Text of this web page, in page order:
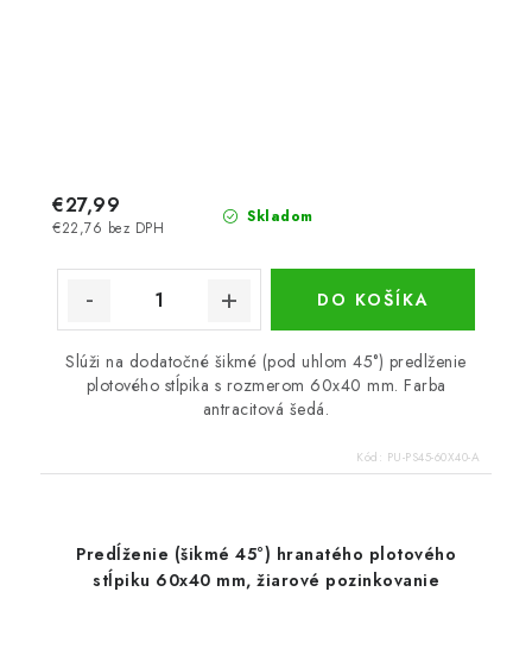
Skladom
€22,76 bez DPH
€27,99
DO KOŠÍKA
Slúži na dodatočné šikmé (pod uhlom 45°) predlženie
plotového stĺpika s rozmerom 60x40 mm. Farba
antracitová šedá.
Kód: PU-PS45-60X40-A
Predĺženie (šikmé 45°) hranatého plotového
stĺpiku 60x40 mm, žiarové pozinkovanie